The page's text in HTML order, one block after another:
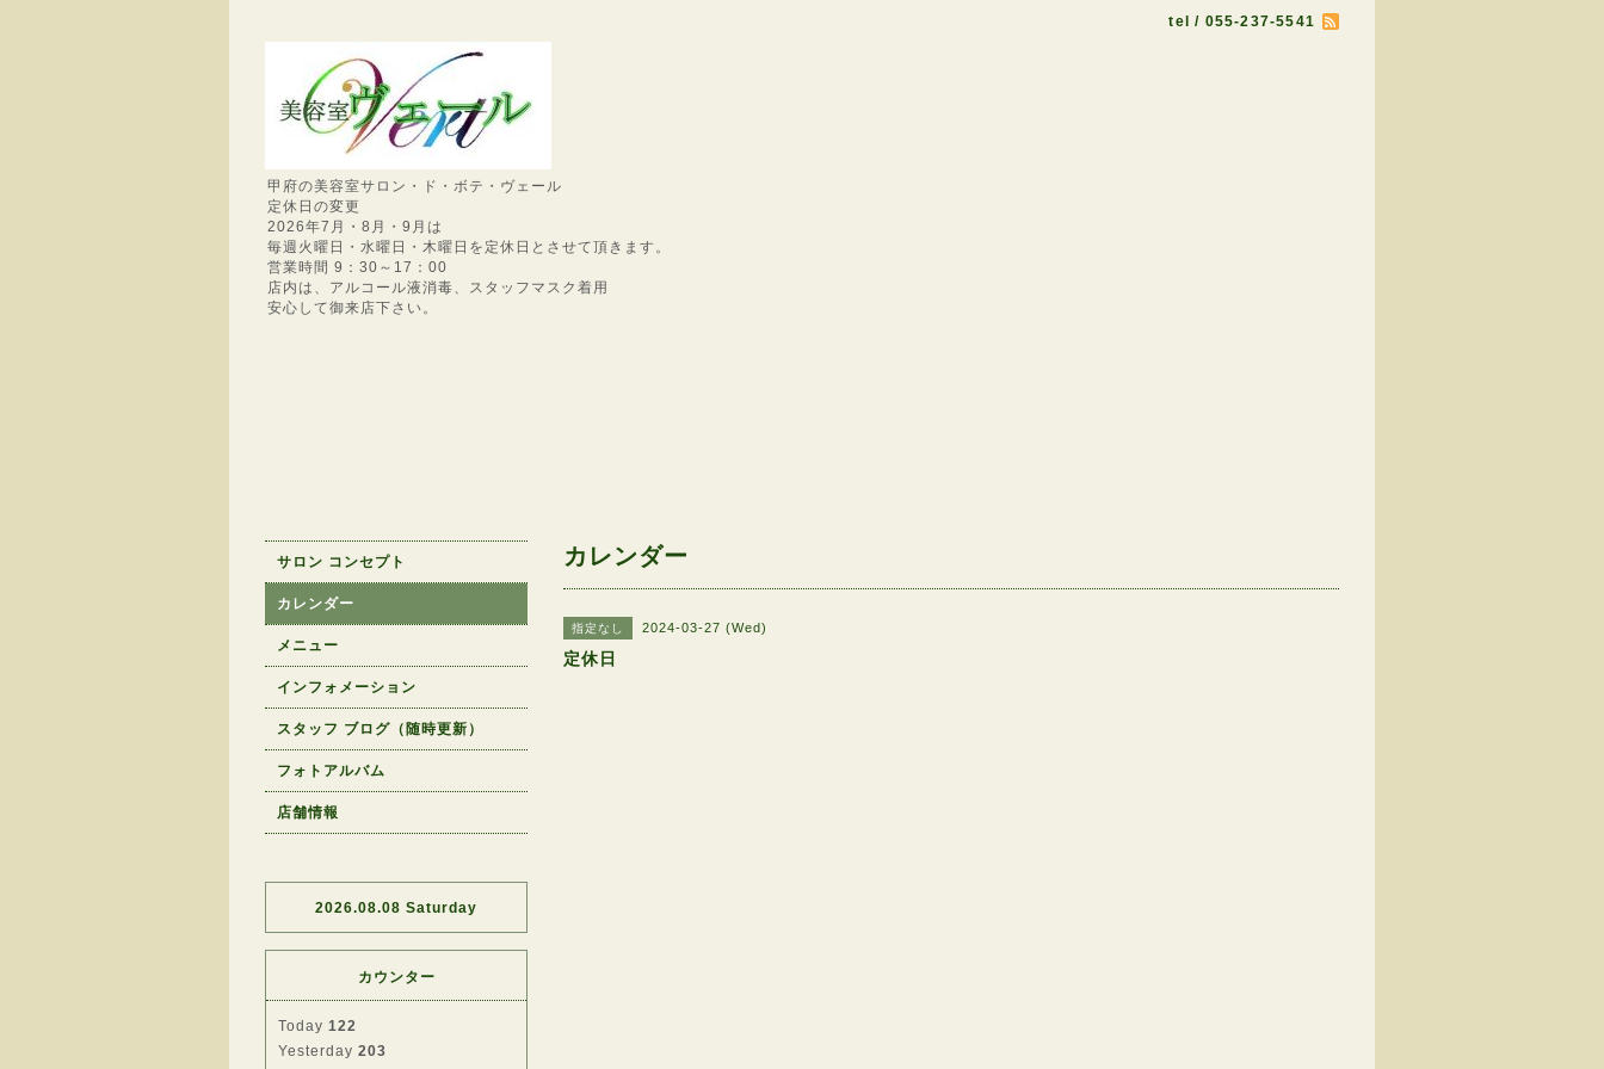
tel / 055-237-5541
甲府の美容室サロン・ド・ボテ・ヴェール
定休日の変更
2026年7月・8月・9月は
毎週火曜日・水曜日・木曜日を定休日とさせて頂きます。
営業時間 9：30～17：00
店内は、アルコール液消毒、スタッフマスク着用
安心して御来店下さい。
カレンダー
指定なし 2024-03-27 (Wed)
定休日
サロン コンセプト
カレンダー
メニュー
インフォメーション
スタッフ ブログ（随時更新）
フォトアルバム
店舗情報
2026.08.08 Saturday
カウンター
Today 122
Yesterday 203